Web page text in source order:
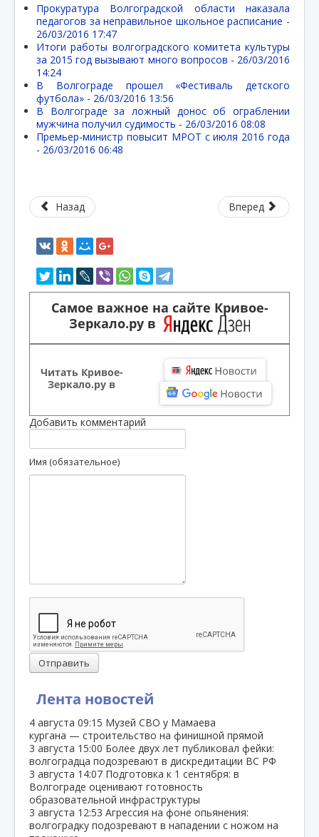
Лента новостей
4 августа 09:15 Музей СВО у Мамаева
кургана — строительство на финишной прямой
3 августа 15:00 Более двух лет публиковал фейки:
волгоградца подозревают в дискредитации ВС РФ
3 августа 14:07 Подготовка к 1 сентября: в
Волгограде оценивают готовность
образовательной инфраструктуры
3 августа 12:53 Агрессия на фоне опьянения:
волгоградку подозревают в нападении с ножом на
Прокуратура Волгоградской области наказала
педагогов за неправильное школьное расписание -
26/03/2016 17:47
Итоги работы волгоградского комитета культуры
за 2015 год вызывают много вопросов - 26/03/2016
14:24
В Волгограде прошел «Фестиваль детского
футбола» - 26/03/2016 13:56
В Волгограде за ложный донос об ограблении
мужчина получил судимость - 26/03/2016 08:08
Премьер-министр повысит МРОТ с июля 2016 года
- 26/03/2016 06:48
Назад Вперед
Самое важное на сайте Кривое-
Зеркало.ру в
Читать Кривое-
Зеркало.ру в
Добавить комментарий
Имя (обязательное)
Отправить